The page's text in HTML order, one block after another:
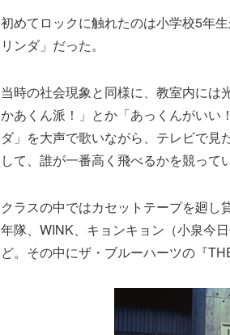
初めてロックに触れたのは小学校5年
リンダ」だった。
当時の社会現象と同様に、教室内には
かあくん派！」とか「あっくんがいい
ダ」を大声で歌いながら、テレビで
して、誰が一番高く飛べるかを競って
クラスの中ではカセットテープを廻
年隊、WINK、キョンキョン（小泉今
ど。その中にザ・ブルーハーツの『